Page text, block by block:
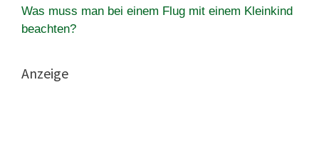
Was muss man bei einem Flug mit einem Kleinkind
beachten?
Anzeige